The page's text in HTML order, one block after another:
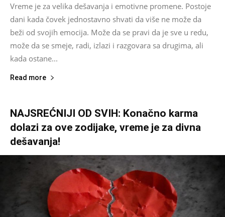
Vreme je za velika dešavanja i emotivne promene. Postoje
dani kada čovek jednostavno shvati da više ne može da
beži od svojih emocija. Može da se pravi da je sve u redu,
može da se smeje, radi, izlazi i razgovara sa drugima, ali
kada ostane...
Read more
NAJSREĆNIJI OD SVIH: Konačno karma
dolazi za ove zodijake, vreme je za divna
dešavanja!